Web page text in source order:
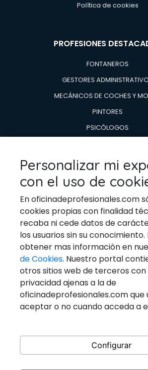
Política de cookies
PROFESIONES
FONTANEROS
GESTORES
MECÁNICOS DE COCHES Y
PINTORES
PSICÓLOGOS
TÉCNICOS EN REPARACIÓN
ELECTRODOMESTICOS
VETERINARIOS
Ponerse En
Email:
Redes Sociales
Personalizar mi
con el uso de
En oficinadeprofesionales.com
cookies propias con finalidad
recaba ni cede datos de
los usuarios sin su conocimiento.
obtener mas información en
de Cookies. Nuestro portal
otros sitios web de terceros
privacidad ajenas a la de
oficinadeprofesionales.com que
aceptar o no cuando acceda a
Configurar